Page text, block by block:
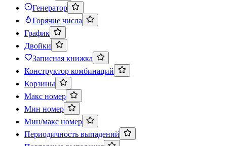
Генератор
Горячие числа
График
Двойки
Записная книжка
Конструктор комбинаций
Корзины
Макс номер
Мин номер
Мин/макс номер
Периодичность выпадений